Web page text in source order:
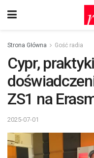
Strona Główna Gość radia
Cypr,
ZS1 na
2025-07-01